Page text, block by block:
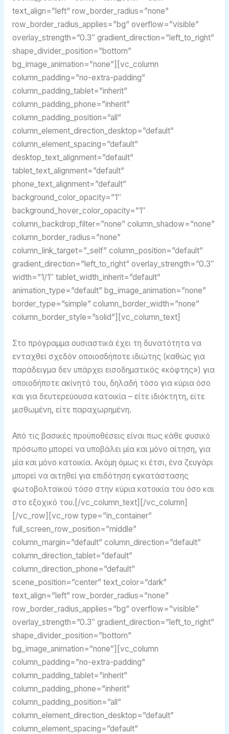
text_align=”left” row_border_radius=”none”
row_border_radius_applies=”bg” overflow=”visible”
overlay_strength=”0.3″ gradient_direction=”left_to_right”
shape_divider_position=”bottom”
bg_image_animation=”none”][vc_column
column_padding=”no-extra-padding”
column_padding_tablet=”inherit”
column_padding_phone=”inherit”
column_padding_position=”all”
column_element_direction_desktop=”default”
column_element_spacing=”default”
desktop_text_alignment=”default”
tablet_text_alignment=”default”
phone_text_alignment=”default”
background_color_opacity=”1″
background_hover_color_opacity=”1″
column_backdrop_filter=”none” column_shadow=”none”
column_border_radius=”none”
column_link_target=”_self” column_position=”default”
gradient_direction=”left_to_right” overlay_strength=”0.3″
width=”1/1″ tablet_width_inherit=”default”
animation_type=”default” bg_image_animation=”none”
border_type=”simple” column_border_width=”none”
column_border_style=”solid”][vc_column_text]
Στο πρόγραμμα ουσιαστικά έχει τη δυνατότητα να
ενταχθεί σχεδόν οποιοσδήποτε ιδιώτης (καθώς για
παράδειγμα δεν υπάρχει εισοδηματικός «κόφτης») για
οποιοδήποτε ακίνητό του, δηλαδή τόσο για κύρια όσο
και για δευτερεύουσα κατοικία – είτε ιδιόκτητη, είτε
μισθωμένη, είτε παραχωρημένη.
Από τις βασικές προϋποθέσεις είναι πως κάθε φυσικό
πρόσωπο μπορεί να υποβάλει μία και μόνο αίτηση, για
μία και μόνο κατοικία. Ακόμη όμως κι έτσι, ένα ζευγάρι
μπορεί να αιτηθεί για επιδότηση εγκατάστασης
φωτοβολταϊκού τόσο στην κύρια κατοικία του όσο και
στο εξοχικό του.[/vc_column_text][/vc_column]
[/vc_row][vc_row type=”in_container”
full_screen_row_position=”middle”
column_margin=”default” column_direction=”default”
column_direction_tablet=”default”
column_direction_phone=”default”
scene_position=”center” text_color=”dark”
text_align=”left” row_border_radius=”none”
row_border_radius_applies=”bg” overflow=”visible”
overlay_strength=”0.3″ gradient_direction=”left_to_right”
shape_divider_position=”bottom”
bg_image_animation=”none”][vc_column
column_padding=”no-extra-padding”
column_padding_tablet=”inherit”
column_padding_phone=”inherit”
column_padding_position=”all”
column_element_direction_desktop=”default”
column_element_spacing=”default”